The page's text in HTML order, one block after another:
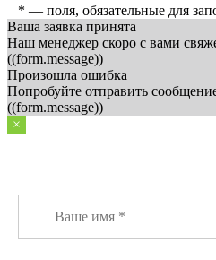
* — поля, обязательные для
Ваша заявка принята
Наш менеджер скоро с вами
((form.message))
Произошла ошибка
Попробуйте отправить
((form.message))
×